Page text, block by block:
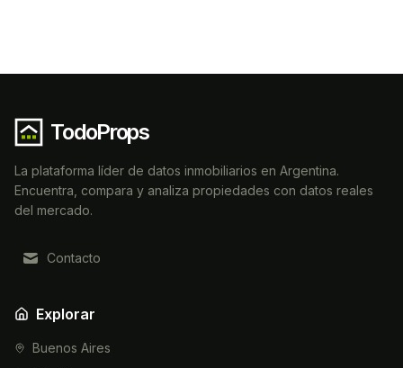
TodoProps
La plataforma líder de datos inmobiliarios en Argentina.
Encuentra, compara y analiza propiedades con datos reales
del mercado.
Contacto
Explorar
Buenos Aires